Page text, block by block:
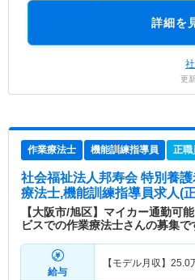
詳細を
更
作業療法士 機能訓練指導員 正職
社会福祉法人邦寿会 特別養
療法士,機能訓練指導員求人(
【大阪市/旭区】マイカー通勤可
ビスでの作業療法士さんの募集で
給与
【モデル月収】 25.0